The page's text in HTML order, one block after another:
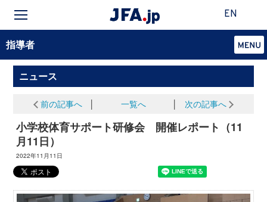
EN
指導者
ニュース
前の記事へ 一覧へ 次の記事へ
小学校体育サポート研修会 開催レポート（11
月11日）
2022年11月11日